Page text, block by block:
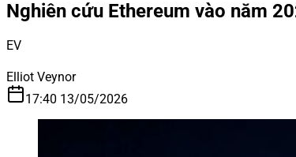
Nghiên cứu Ethereum vào năm
EV
Elliot Veynor
17:40 13/05/2026